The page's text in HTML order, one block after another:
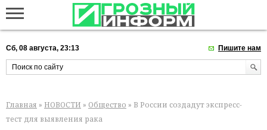
Сб, 08 августа, 23:13 Пишите нам
Главная » НОВОСТИ » Общество » В России создадут экспресс-
тест для выявления рака